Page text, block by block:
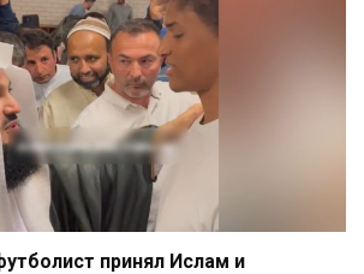
принял Ислам и